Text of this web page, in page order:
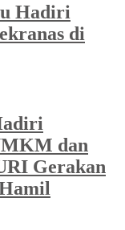
Hadiri
di
dan
Gerakan